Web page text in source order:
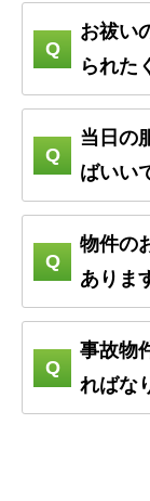
お祓い
られた
当日の
ばいい
物件の
ありま
事故物
ればな